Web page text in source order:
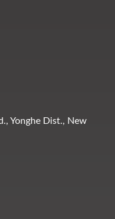
Yonghe Dist., New